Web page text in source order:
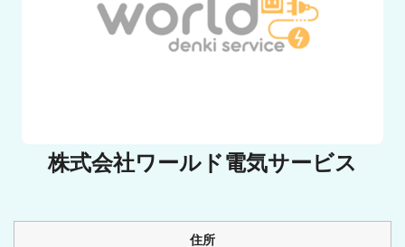
株式会社ワールド電気サービス
住所